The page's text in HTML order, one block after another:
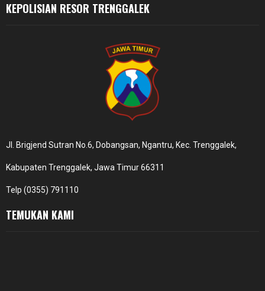
KEPOLISIAN RESOR TRENGGALEK
Jl. Brigjend Sutran No.6, Dobangsan, Ngantru, Kec. Trenggalek,
Kabupaten Trenggalek, Jawa Timur 66311
Telp (0355) 791110
TEMUKAN KAMI